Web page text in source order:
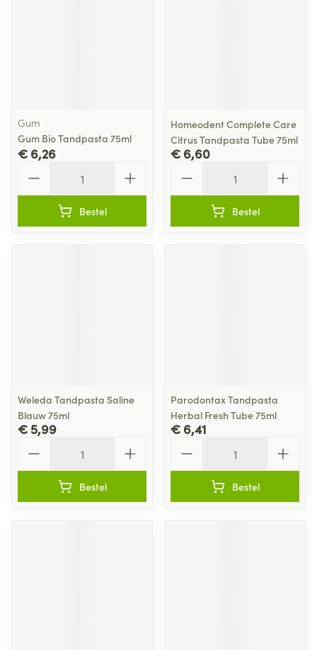
Gum
Gum Bio Tandpasta 75ml
€ 6,26
Bestel
Homeodent Complete Care
Citrus Tandpasta Tube 75ml
€ 6,60
Bestel
Weleda Tandpasta Saline
Blauw 75ml
€ 5,99
Bestel
Parodontax Tandpasta
Herbal Fresh Tube 75ml
€ 6,41
Bestel